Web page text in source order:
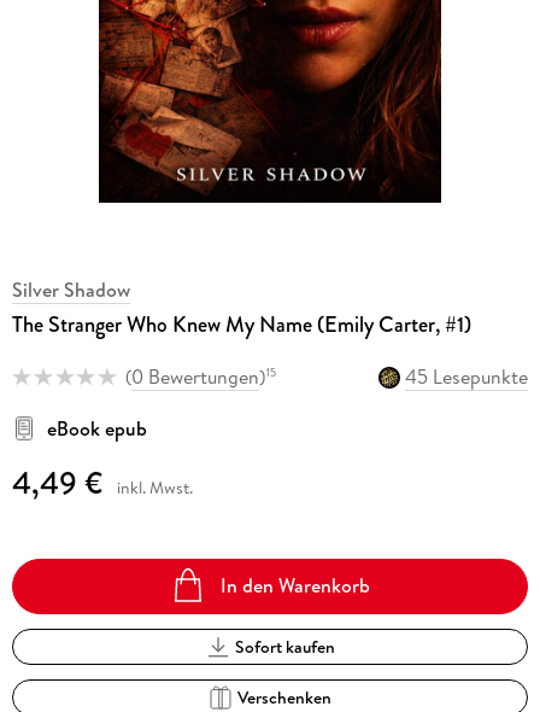
Silver Shadow
The Stranger Who Knew My Name (Emily Carter, #1)
(0 Bewertungen)15
45 Lesepunkte
eBook epub
4,49 € inkl. Mwst.
In den Warenkorb
Sofort kaufen
Verschenken